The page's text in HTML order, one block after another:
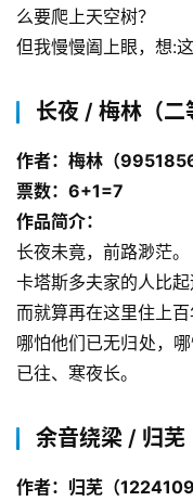
么要爬上天空树？
但我慢慢阖上眼，想:这
长夜 / 梅林（二
作者：梅林（
票数：6+1=7
作品简介：
长夜未竟，前路渺茫。
卡塔斯多夫家的人比起
而就算再在这里住上
哪怕他们已无归处，
已往、寒夜长。
余音绕梁 / 归芜
作者：归芜（